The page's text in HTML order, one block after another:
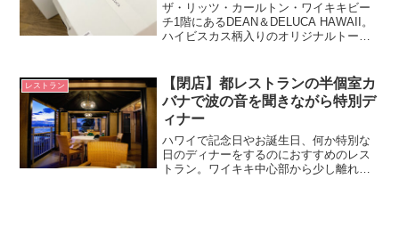
ザ・リッツ・カールトン・ワイキキビー
チ1階にあるDEAN＆DELUCA HAWAII。
ハイビスカス柄入りのオリジナルトート
売中！
レストラン
【閉店】都レストランの半個室カ
バナで波の音を聞きながら特別デ
ィナー
ハワイで記念日やお誕生日、何か特別な
日のディナーをするのにおすすめのレス
トラン。ワイキキ中心部から少し離れ